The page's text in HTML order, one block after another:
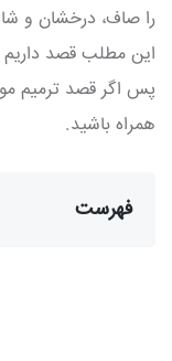
را صاف، درخشان و
این مطلب قصد داریم
پس اگر قصد ترمیم
همراه باشید.
فهرست